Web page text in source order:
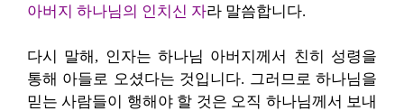
아버지 하나님의 인치신 자라 말씀합니다.
다시 말해, 인자는 하나님 아버지께서 친히 성령을
통해 아들로 오셨다는 것입니다. 그러므로 하나님을
믿는 사람들이 행해야 할 것은 오직 하나님께서 보내